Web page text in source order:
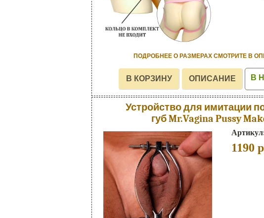
ПОДРОБНЕЕ О РАЗМЕРАХ СМОТРИТЕ В
В
Устройство для имитации
губ Mr.Vagina Pussy
1190